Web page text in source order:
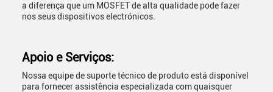
a diferença que um MOSFET de alta qualidade pode fazer
nos seus dispositivos electrónicos.
Apoio e Serviços:
Nossa equipe de suporte técnico de produto está disponível
para fornecer assistência especializada com quaisquer